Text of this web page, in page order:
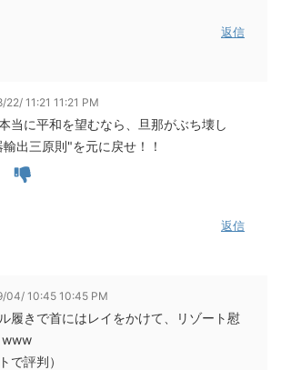
返信
22/ 11:21 11:21 PM
当に平和を望むなら、旦那がぶち壊し
出三原則"を元に戻せ！！
返信
04/ 10:45 10:45 PM
履きで首にはレイをかけて、リゾート慰
www
で評判）